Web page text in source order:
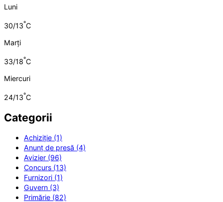
Luni
30/13°C
Marți
33/18°C
Miercuri
24/13°C
Categorii
Achiziție (1)
Anunț de presă (4)
Avizier (96)
Concurs (13)
Furnizori (1)
Guvern (3)
Primărie (82)